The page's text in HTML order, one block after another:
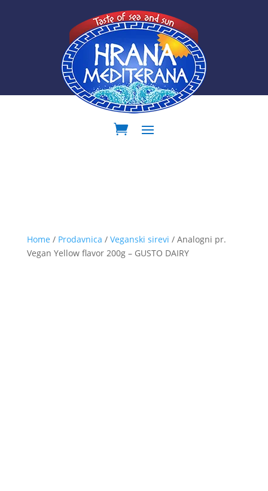
Home / Prodavnica / Veganski sirevi / Analogni pr.
Vegan Yellow flavor 200g – GUSTO DAIRY